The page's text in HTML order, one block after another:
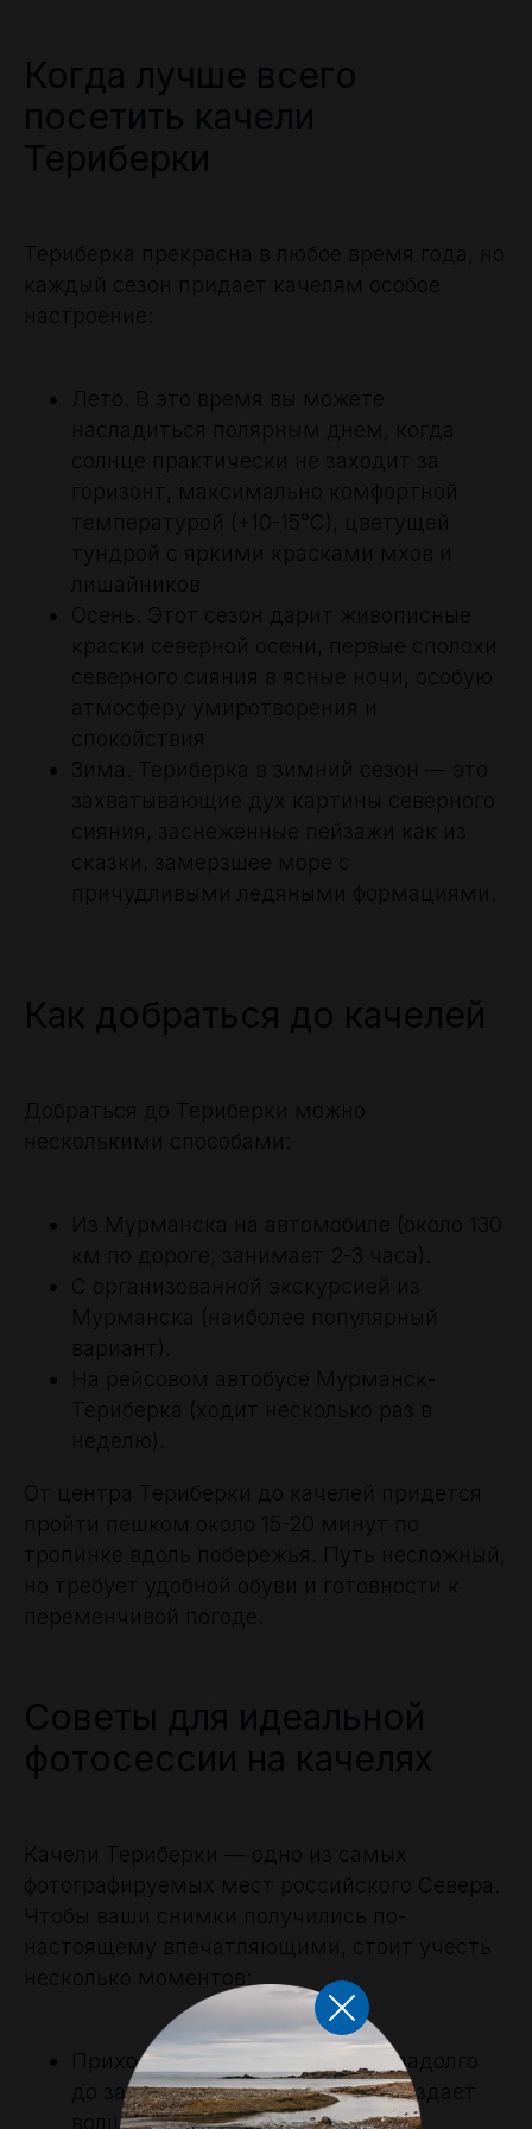
Когда лучше всего
посетить качели
Териберки
Териберка прекрасна в любое время года, но
каждый сезон придает качелям особое
настроение:
Лето. В это время вы можете
насладиться полярным днем, когда
солнце практически не заходит за
горизонт, максимально комфортной
температурой (+10-15°C), цветущей
тундрой с яркими красками мхов и
лишайников
Осень. Этот сезон дарит живописные
краски северной осени, первые сполохи
северного сияния в ясные ночи, особую
атмосферу умиротворения и
спокойствия
Зима. Териберка в зимний сезон — это
захватывающие дух картины северного
сияния, заснеженные пейзажи как из
сказки, замерзшее море с
причудливыми ледяными формациями.
Как добраться до качелей
Добраться до Териберки можно
несколькими способами:
Из Мурманска на автомобиле (около 130
км по дороге, занимает 2-3 часа).
С организованной экскурсией из
Мурманска (наиболее популярный
вариант).
На рейсовом автобусе Мурманск-
Териберка (ходит несколько раз в
неделю).
От центра Териберки до качелей придется
пройти пешком около 15-20 минут по
тропинке вдоль побережья. Путь несложный,
но требует удобной обуви и готовности к
переменчивой погоде.
Советы для идеальной
фотосессии на качелях
Качели Териберки — одно из самых
фотографируемых мест российского Севера.
Чтобы ваши снимки получились по-
настоящему впечатляющими, стоит учесть
несколько моментов:
Приходите на рассвете или незадолго
до заката — в это время свет создает
волшебную атмосферу.